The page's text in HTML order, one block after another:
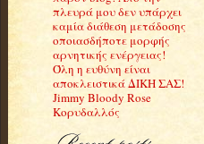
πλευρά μου δεν υπάρχει
καμία διάθεση μετάδοσης
οποιασδήποτε μορφής
αρνητικής ενέργειας!
Όλη η ευθύνη είναι
αποκλειστικά ΔΙΚΗ ΣΑΣ!
Jimmy Bloody Rose
Κορυδαλλός